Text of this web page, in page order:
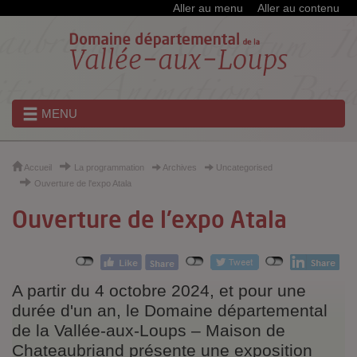
Aller au menu Aller au contenu
MENU
Accueil La programmation Archives
Uncategorised
Ouverture de l'expo Atala
Ouverture de l'expo Atala
A partir du 4 octobre 2024, et pour une
durée d'un an, le Domaine départemental
de la Vallée-aux-Loups – Maison de
Chateaubriand présente une exposition
Cookies et traceurs utilisés sur ce site